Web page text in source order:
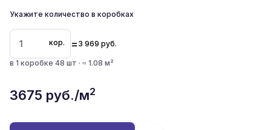
Укажите количество в коробках
кор. = 3 969 руб.
в 1 коробке 48 шт · ≈ 1.08 м²
3675 руб./м2